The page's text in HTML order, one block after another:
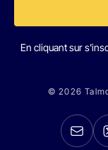
En cliquant sur
© 2026